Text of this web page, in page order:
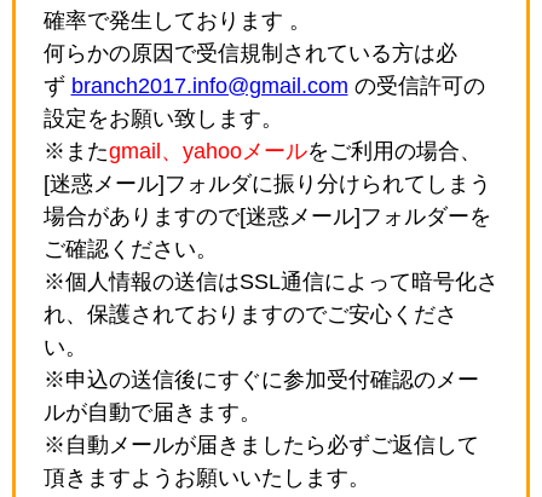
確率で発生しております 。
何らかの原因で受信規制されている方は必
ず branch2017.info@gmail.com の受信許可の
設定をお願い致します。
※またgmail、yahooメールをご利用の場合、
[迷惑メール]フォルダに振り分けられてしまう
場合がありますので[迷惑メール]フォルダーを
ご確認ください。
※個人情報の送信はSSL通信によって暗号化さ
れ、保護されておりますのでご安心くださ
い。
※申込の送信後にすぐに参加受付確認のメー
ルが自動で届きます。
※自動メールが届きましたら必ずご返信して
頂きますようお願いいたします。